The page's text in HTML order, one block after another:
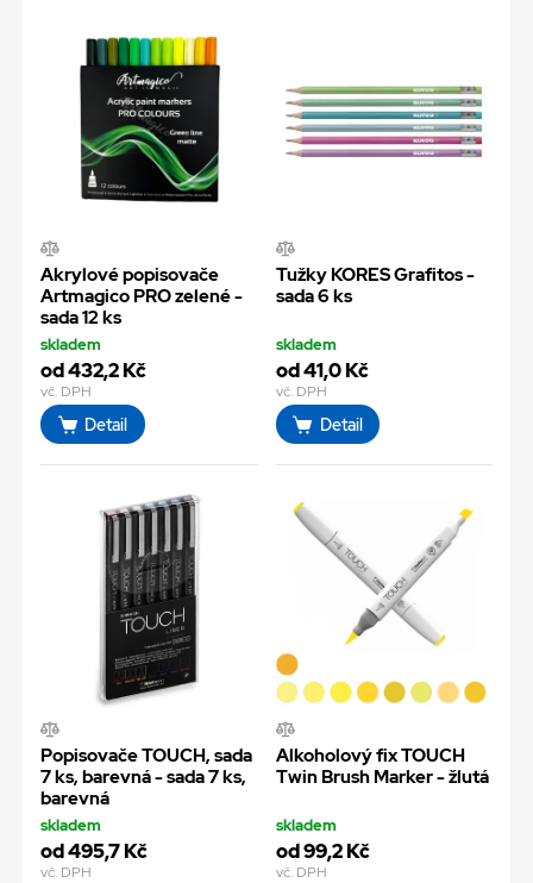
Akrylové popisovače
Artmagico PRO zelené -
sada 12 ks
skladem
od 432,2 Kč
vč. DPH
Detail
Tužky KORES Grafitos -
sada 6 ks
skladem
od 41,0 Kč
vč. DPH
Detail
Popisovače TOUCH, sada
7 ks, barevná - sada 7 ks,
barevná
skladem
od 495,7 Kč
vč. DPH
Alkoholový fix TOUCH
Twin Brush Marker - žlutá
skladem
od 99,2 Kč
vč. DPH